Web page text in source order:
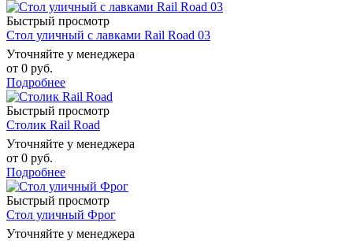
Быстрый просмотр
Стол уличный с лавками Rail Road 03
Уточняйте у менеджера
от 0 руб.
Подробнее
Быстрый просмотр
Столик Rail Road
Уточняйте у менеджера
от 0 руб.
Подробнее
Быстрый просмотр
Стол уличный Фрог
Уточняйте у менеджера